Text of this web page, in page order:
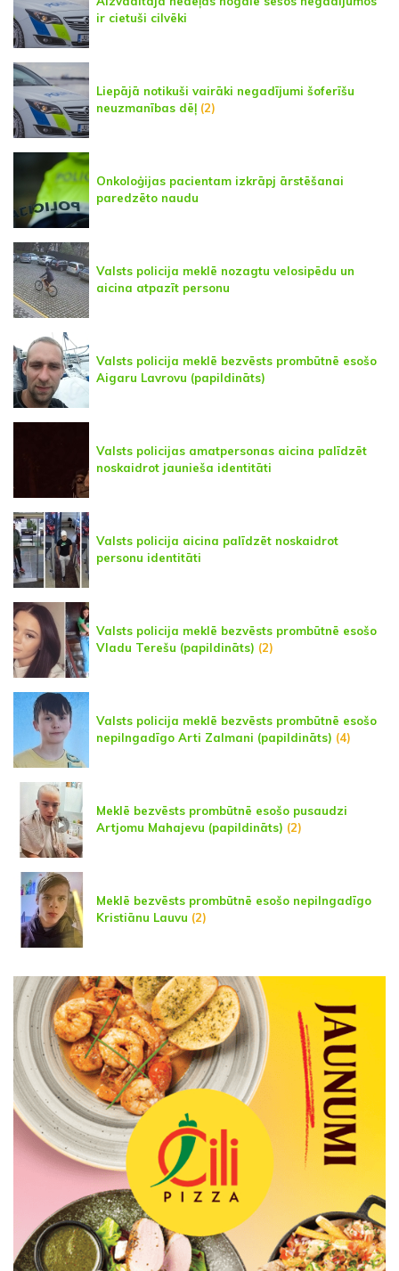
ir cietuši cilvēki
Liepājā notikuši vairāki negadījumi šoferīšu
neuzmanības dēļ (2)
Onkoloģijas pacientam izkrāpj ārstēšanai
paredzēto naudu
Valsts policija meklē nozagtu velosipēdu un
aicina atpazīt personu
Valsts policija meklē bezvēsts prombūtnē esošo
Aigaru Lavrovu (papildināts)
Valsts policijas amatpersonas aicina palīdzēt
noskaidrot jaunieša identitāti
Valsts policija aicina palīdzēt noskaidrot
personu identitāti
Valsts policija meklē bezvēsts prombūtnē esošo
Vladu Terešu (papildināts) (2)
Valsts policija meklē bezvēsts prombūtnē esošo
nepilngadīgo Arti Zalmani (papildināts) (4)
Meklē bezvēsts prombūtnē esošo pusaudzi
Artjomu Mahajevu (papildināts) (2)
Meklē bezvēsts prombūtnē esošo nepilngadīgo
Kristiānu Lauvu (2)